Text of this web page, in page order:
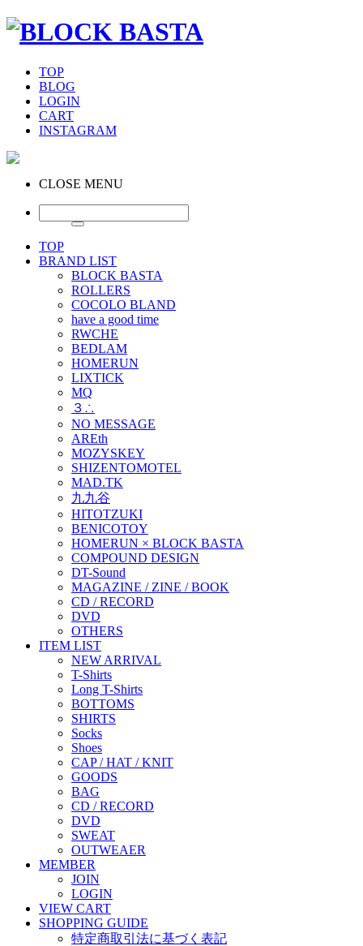
TOP
BLOG
LOGIN
CART
INSTAGRAM
CLOSE MENU
TOP
BRAND LIST
BLOCK BASTA
ROLLERS
COCOLO BLAND
have a good time
RWCHE
BEDLAM
HOMERUN
LIXTICK
MQ
３∴
NO MESSAGE
AREth
MOZYSKEY
SHIZENTOMOTEL
MAD.TK
九九谷
HITOTZUKI
BENICOTOY
HOMERUN × BLOCK BASTA
COMPOUND DESIGN
DT-Sound
MAGAZINE / ZINE / BOOK
CD / RECORD
DVD
OTHERS
ITEM LIST
NEW ARRIVAL
T-Shirts
Long T-Shirts
BOTTOMS
SHIRTS
Socks
Shoes
CAP / HAT / KNIT
GOODS
BAG
CD / RECORD
DVD
SWEAT
OUTWEAER
MEMBER
JOIN
LOGIN
VIEW CART
SHOPPING GUIDE
特定商取引法に基づく表記